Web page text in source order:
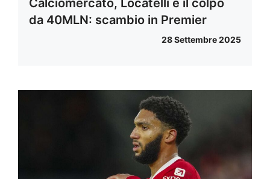
Calciomercato, Locatelli è il colpo
da 40MLN: scambio in Premier
28 Settembre 2025